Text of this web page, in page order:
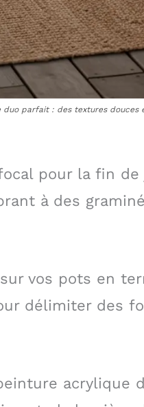
duo parfait : des textures douces
pour la fin
à des
vos pots en
délimiter des
acrylique